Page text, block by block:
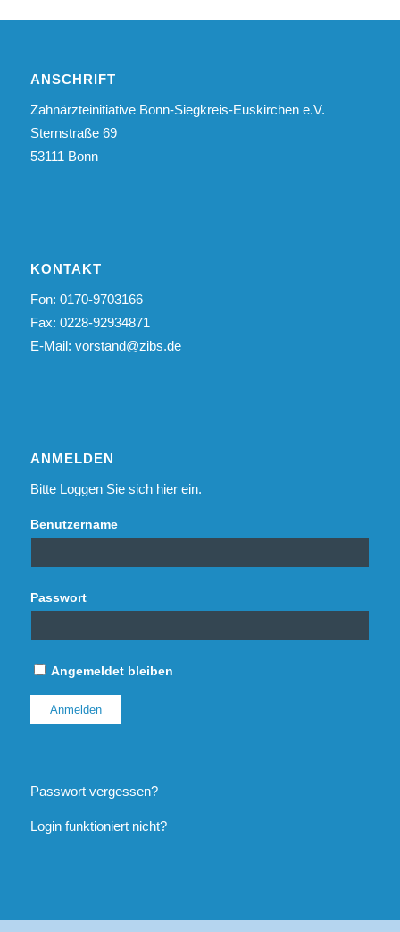
ANSCHRIFT
Zahnärzteinitiative Bonn-Siegkreis-Euskirchen e.V.
Sternstraße 69
53111 Bonn
KONTAKT
Fon: 0170-9703166
Fax: 0228-92934871
E-Mail: vorstand@zibs.de
ANMELDEN
Bitte Loggen Sie sich hier ein.
Benutzername
Passwort
Angemeldet bleiben
Passwort vergessen?
Login funktioniert nicht?